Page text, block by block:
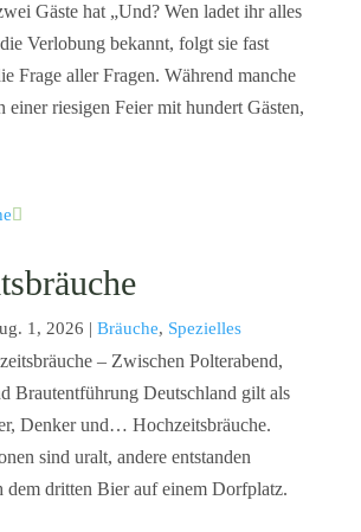
Gäste hat „Und? Wen ladet ihr alles
Verlobung bekannt, folgt sie fast
Frage aller Fragen. Während manche
einer riesigen Feier mit hundert Gästen,
1, 2026 | Bräuche, Spezielles
– Zwischen Polterabend,
Brautentführung Deutschland gilt als
Denker und… Hochzeitsbräuche.
sind uralt, andere entstanden
dem dritten Bier auf einem Dorfplatz.